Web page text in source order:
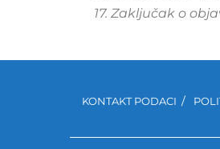
17. Zaključak o
KONTAKT PODACI